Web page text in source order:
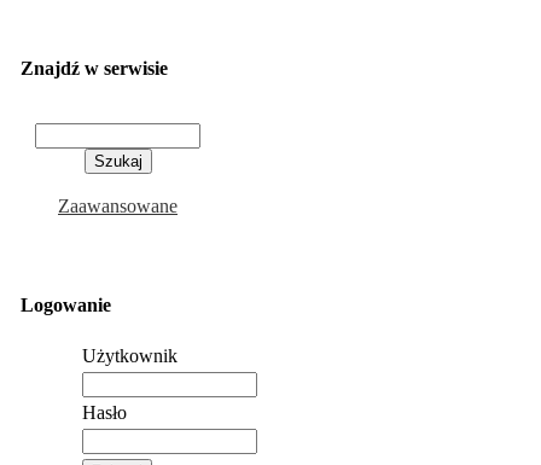
Znajdź w serwisie
Zaawansowane
Logowanie
Użytkownik
Hasło